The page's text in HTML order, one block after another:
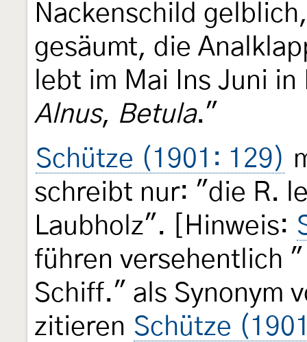
Nackenschild
gesäumt, die
lebt im Mai Ins Juni
Alnus, Betula."
Schütze (1901: 129)
schreibt nur: "die R.
Laubholz". [Hinweis:
führen versehentlich "
Schiff." als Synonym
zitieren Schütze